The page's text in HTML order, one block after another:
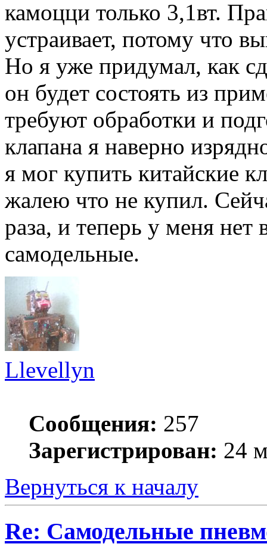
камоцци только 3,1вт.
устраивает, потому что
Но я уже придумал, как
он будет состоять из
требуют обработки и
клапана я наверно
я мог купить китайские
жалею что не купил.
раза, и теперь у меня нет
самодельные.
Llevellyn
Сообщения: 257
Зарегистрирован: 24
Вернуться к началу
Re: Самодельные